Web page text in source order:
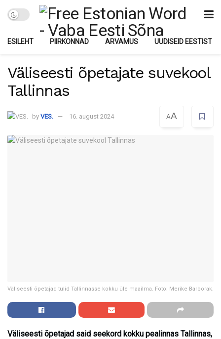
ESILEHT PIIRKONNAD ARVAMUS UUDISEID EESTIST
Väliseesti õpetajate suvekool
Tallinnas
by VES. 16. august 2024 AA
Väliseesti õpetajad tulid Tallinnasse kokku üle maailma. Foto: Merike Barborak.
Väliseesti õpetajad said seekord kokku pealinnas Tallinnas,